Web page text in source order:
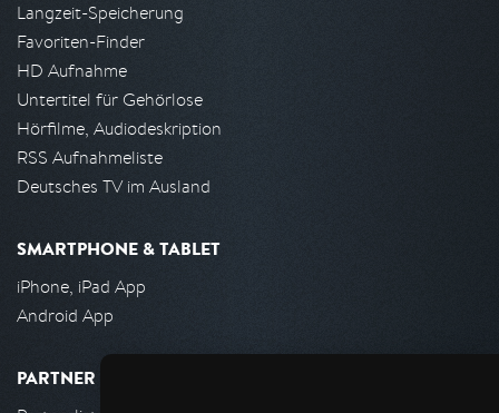
Langzeit-Speicherung
Favoriten-Finder
HD Aufnahme
Untertitel für Gehörlose
Hörfilme, Audiodeskription
RSS Aufnahmeliste
Deutsches TV im Ausland
SMARTPHONE & TABLET
iPhone, iPad App
Android App
PARTNER